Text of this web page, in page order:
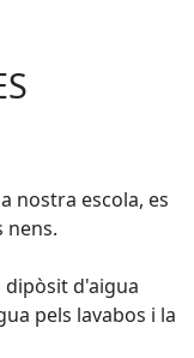
nostra escola, es
nens.
dipòsit d'aigua
pels lavabos i la